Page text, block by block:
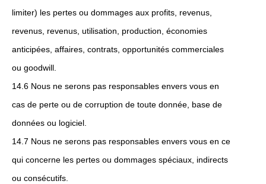
limiter) les pertes ou dommages aux profits, revenus,
revenus, revenus, utilisation, production, économies
anticipées, affaires, contrats, opportunités commerciales
ou goodwill.
14.6 Nous ne serons pas responsables envers vous en
cas de perte ou de corruption de toute donnée, base de
données ou logiciel.
14.7 Nous ne serons pas responsables envers vous en ce
qui concerne les pertes ou dommages spéciaux, indirects
ou consécutifs.